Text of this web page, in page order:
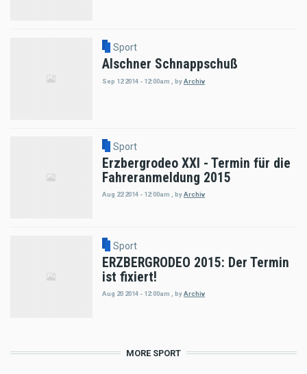
Sport
Alschner Schnappschuß
Sep 12 2014 - 12:00am byArchiv
Sport
Erzbergrodeo XXI - Termin für die
Fahreranmeldung 2015
Aug 22 2014 - 12:00am , byArchiv
Sport
ERZBERGRODEO 2015: Der Termin
ist fixiert!
Aug 20 2014 - 12:00am byArchiv
MORE SPORT